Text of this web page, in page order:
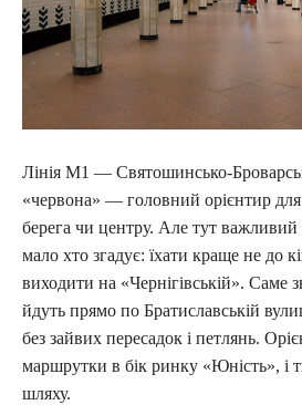
Лінія М1 — Святошинсько-
«червона» — головний орієнтир для
берега чи центру. Але тут
мало хто згадує: їхати краще не до
виходити на «Чернігівській». Саме
йдуть прямо по Братиславській
без зайвих пересадок і петлянь.
маршрутки в бік ринку «Юність», і
шляху.